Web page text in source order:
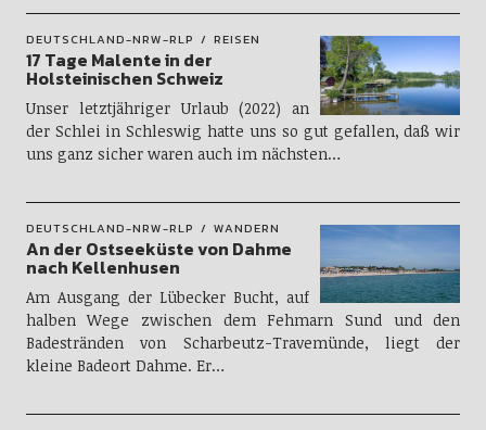
DEUTSCHLAND-NRW-RLP REISEN
17 Tage Malente in der
Holsteinischen Schweiz
Unser letztjähriger Urlaub (2022) an
der Schlei in Schleswig hatte uns so gut gefallen, daß wir
uns ganz sicher waren auch im nächsten…
DEUTSCHLAND-NRW-RLP WANDERN
An der Ostseeküste von Dahme
nach Kellenhusen
Am Ausgang der Lübecker Bucht, auf
halben Wege zwischen dem Fehmarn Sund und den
Badestränden von Scharbeutz-Travemünde, liegt der
kleine Badeort Dahme. Er…